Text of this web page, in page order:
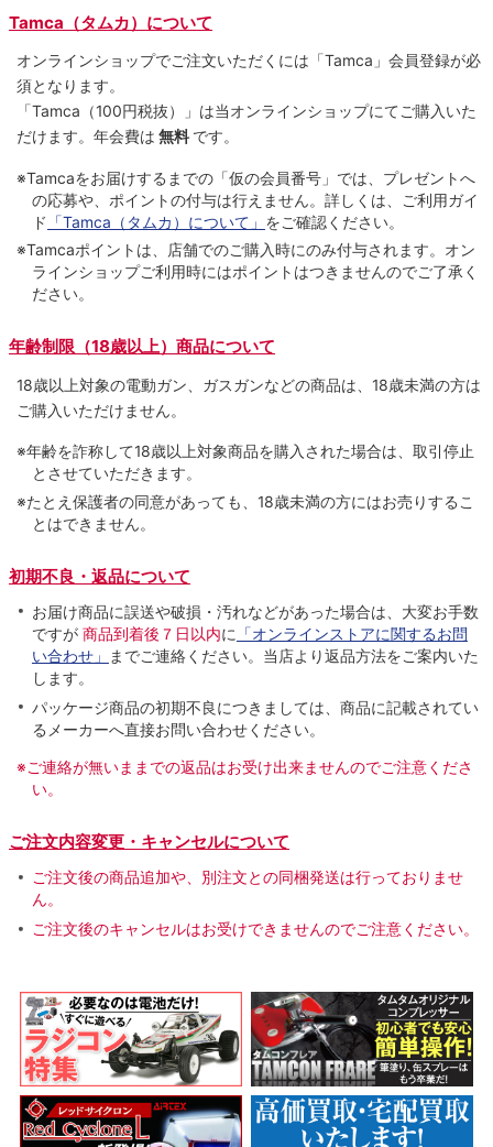
Tamca（タムカ）について
オンラインショップでご注⽂いただくには「Tamca」会員登録が必
須となります。
「Tamca （100円税抜）
」は当オンラインショップにてご購⼊いた
だけます。 年会費は 無料 です。
※Tamcaをお届けするまでの「仮の会員番号」では、プレゼントへ
の応募や、ポイントの付与は⾏えません。詳しくは、ご利⽤ガイ
ド 「Tamca（タムカ）について」 をご確認ください。
※Tamcaポイントは、店舗でのご購⼊時にのみ付与されます。オン
ラインショップご利用時にはポイントはつきませんのでご了承く
ださい。
年齢制限（18歳以上）商品について
18歳以上対象の電動ガン、ガスガンなどの商品は、18歳未満の方は
ご購入いただけません。
※年齢を詐称して18歳以上対象商品を購入された場合は、取引停止
とさせていただきます。
※たとえ保護者の同意があっても、18歳未満の方にはお売りするこ
とはできません。
初期不良・返品について
お届け商品に誤送や破損・汚れなどがあった場合は、大変お手数
ですが 商品到着後７日以内に 「オンラインストアに関するお問
い合わせ」
までご連絡ください。当店より返品方法をご案内いた
します。
パッケージ商品の初期不良につきましては、商品に記載されてい
るメーカーへ直接お問い合わせください。
※ご連絡が無いままでの返品はお受け出来ませんのでご注意くださ
い。
ご注文内容変更・キャンセルについて
ご注文後の商品追加や、別注文との同梱発送は行っておりませ
ん。
ご注文後のキャンセルはお受けできませんのでご注意ください。